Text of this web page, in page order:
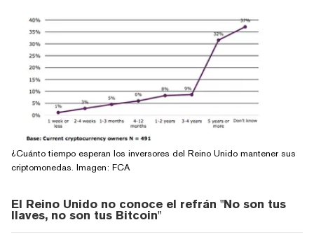
¿Cuánto tiempo esperan los inversores del Reino Unido mantener sus
criptomonedas. Imagen: FCA
El Reino Unido no conoce el refrán "No son tus
llaves, no son tus Bitcoin"